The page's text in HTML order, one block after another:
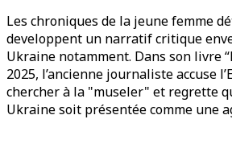
Les chroniques de la jeune femme
developpent un narratif critique
Ukraine notamment. Dans son livre
2025, l’ancienne journaliste accuse
chercher à la "museler" et regrette
Ukraine soit présentée comme une